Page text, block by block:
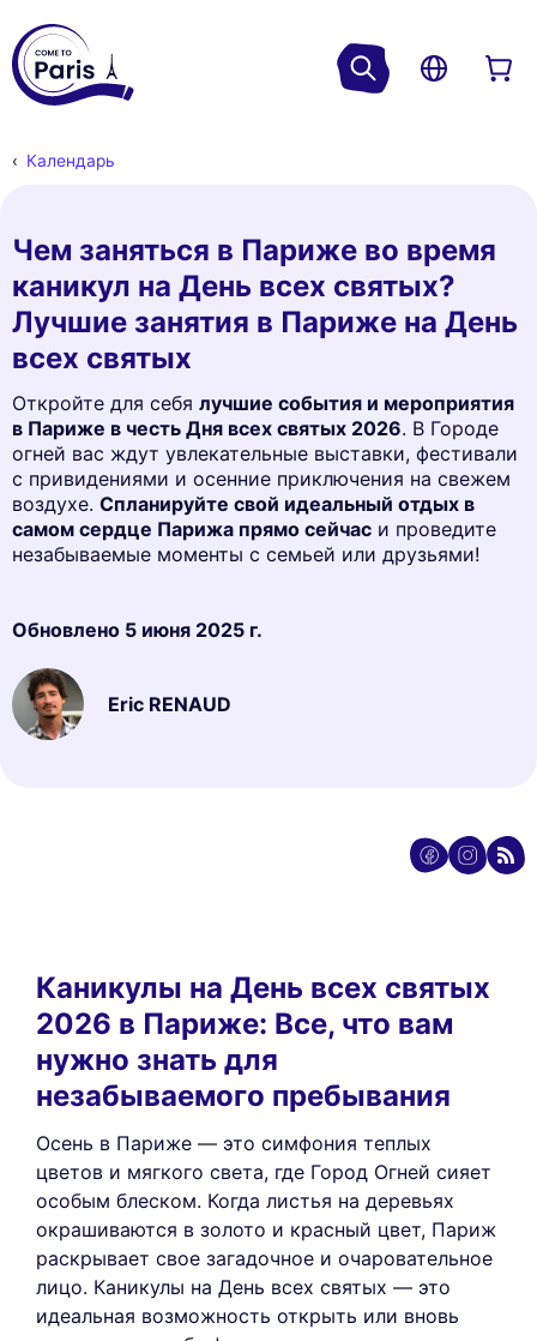
Календарь
Чем заняться в Париже во время
каникул на День всех святых?
Лучшие занятия в Париже на День
всех святых
Откройте для себя лучшие события и мероприятия
в Париже в честь Дня всех святых 2026. В Городе
огней вас ждут увлекательные выставки, фестивали
с привидениями и осенние приключения на свежем
воздухе. Спланируйте свой идеальный отдых в
самом сердце Парижа прямо сейчас и проведите
незабываемые моменты с семьей или друзьями!
Обновлено 5 июня 2025 г.
Eric RENAUD
Каникулы на День всех святых
2026 в Париже: Все, что вам
нужно знать для
незабываемого пребывания
Осень в Париже — это симфония теплых
цветов и мягкого света, где Город Огней сияет
особым блеском. Когда листья на деревьях
окрашиваются в золото и красный цвет, Париж
раскрывает свое загадочное и очаровательное
лицо. Каникулы на День всех святых — это
идеальная возможность открыть или вновь